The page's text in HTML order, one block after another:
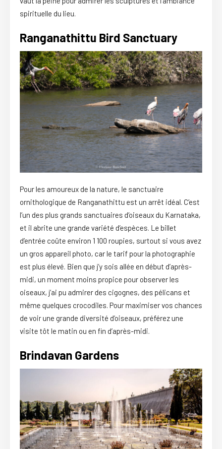
spirituelle du lieu.
Ranganathittu Bird Sanctuary
Pour les amoureux de la nature, le sanctuaire
ornithologique de Ranganathittu est un arrêt idéal. C’est
l’un des plus grands sanctuaires d’oiseaux du Karnataka,
et il abrite une grande variété d’espèces. Le billet
d’entrée coûte environ 1 100 roupies, surtout si vous avez
un gros appareil photo, car le tarif pour la photographie
est plus élevé. Bien que j’y sois allée en début d’après-
midi, un moment moins propice pour observer les
oiseaux, j’ai pu admirer des cigognes, des pélicans et
même quelques crocodiles. Pour maximiser vos chances
de voir une grande diversité d’oiseaux, préférez une
visite tôt le matin ou en fin d’après-midi.
Brindavan Gardens